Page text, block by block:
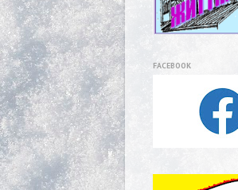
FACEBOOK